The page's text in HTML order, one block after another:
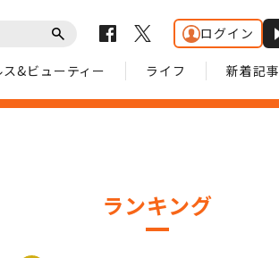
ログイン
ス&ビューティー ライフ 新着記事
ランキング